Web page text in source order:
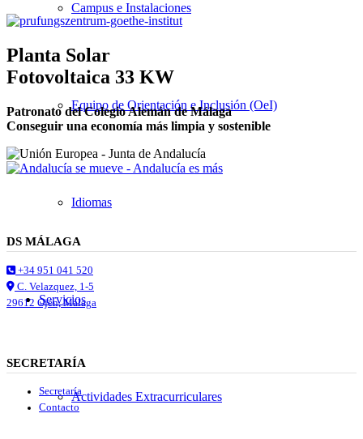
Campus e Instalaciones
Equipo de Orientación e Inclusión (OeI)
Idiomas
Servicios
Actividades Extracurriculares
Planta Solar
Fotovoltaica 33 KW
Patronato del Colegio Alemán de Málaga
Conseguir una economía más limpia y sostenible
DS MÁLAGA
+34 951 041 520
C. Velazquez, 1-5
29612 Ojén, Málaga
SECRETARÍA
Secretaría
Contacto